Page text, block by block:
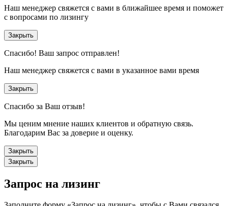
Наш менеджер свяжется с вами в ближайшее время и поможет
с вопросами по лизингу
Закрыть
Спасибо! Ваш запрос отправлен!
Наш менеджер свяжется с вами в указанное вами время
Закрыть
Спасибо за Ваш отзыв!
Мы ценим мнение наших клиентов и обратную связь.
Благодарим Вас за доверие и оценку.
Закрыть
Закрыть
Запрос на лизинг